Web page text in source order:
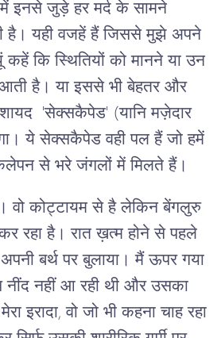
इनसे जुड़े हर मर्द के सामने
है। यही वजहें हैं जिससे मुझे अपने
कि स्थितियों को मानने या उन
आती है। या इससे भी बेहतर और
'सेक्सकैपेड' (यानि मज़ेदार
ये सेक्सकैपेड वही पल हैं जो हमें
से भरे जंगलों में मिलते हैं।
वो कोट्टायम से है लेकिन बेंगलुरु
रहा है। रात ख़त्म होने से पहले
बर्थ पर बुलाया। मैं ऊपर गया
नींद नहीं आ रही थी और उसका
इरादा, वो जो भी कहना चाह रहा